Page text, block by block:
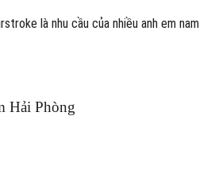
là nhu cầu của nhiều anh em nam